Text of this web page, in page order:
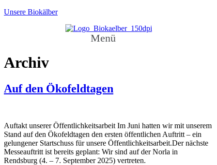
Unsere Biokälber
Menü
Archiv
Auf den Ökofeldtagen
Auftakt unserer Öffentlichkeitsarbeit Im Juni hatten wir mit unserem
Stand auf den Ökofeldtagen den ersten öffentlichen Auftritt – ein
gelungener Startschuss für unsere Öffentlichkeitsarbeit.Der nächste
Messeauftritt ist bereits geplant: Wir sind auf der Norla in
Rendsburg (4. – 7. September 2025) vertreten.